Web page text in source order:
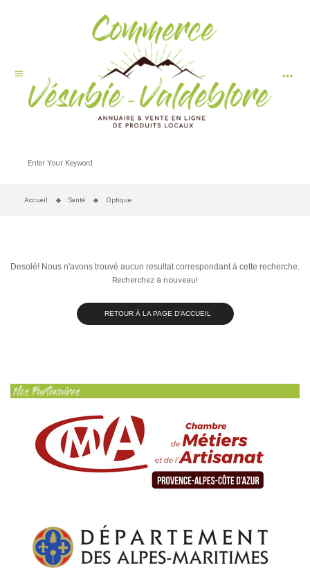
menu more_horiz
Accueil Santé Optique
Desolé! Nous n'avons trouvé aucun resultat correspondant à cette recherche.
Recherchez à nouveau!
RETOUR À LA PAGE D'ACCUEIL